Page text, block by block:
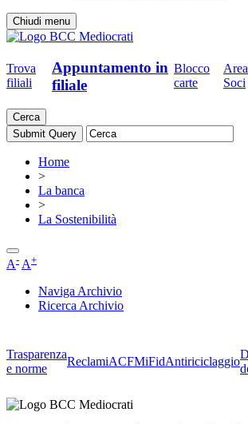
Chiudi menu
Trova
filiali
Appuntamento in
filiale
Blocco
carte
Soci
Cerca
Home
>
La banca
>
La Sostenibilità
A- A+
Naviga Archivio
Ricerca Archivio
Trasparenza
e norme
ReclamiACFMiFidAntiriciclaggio